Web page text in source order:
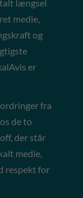
længsel
medie,
og
er
fra
de to
der står
medie,
respekt for